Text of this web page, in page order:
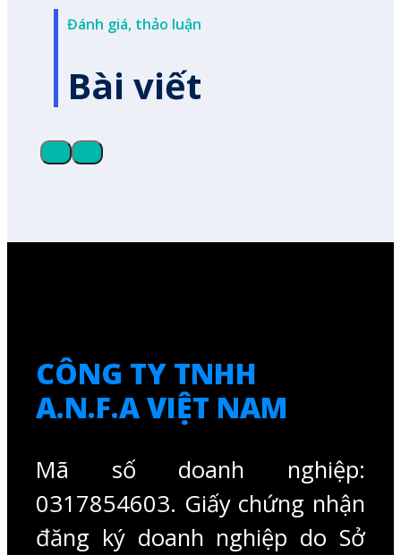
Đánh giá, thảo luận
Bài viết
CÔNG TY TNHH
A.N.F.A VIỆT NAM
Mã số doanh nghiệp:
0317854603. Giấy chứng nhận
đăng ký doanh nghiệp do Sở